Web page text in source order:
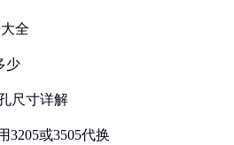
全
少
尺寸详解
3205或3505代换